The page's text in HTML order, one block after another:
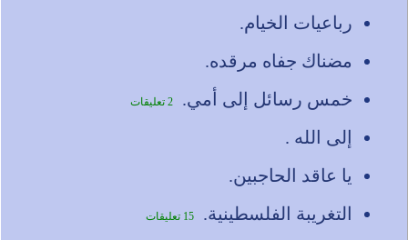
رباعيات الخيام.
مضناك جفاه مرقده.
خمس رسائل إلى أمي.
2 تعليقات
إلى الله .
يا عاقد الحاجبين.
التغريبة الفلسطينية.
15 تعليقات